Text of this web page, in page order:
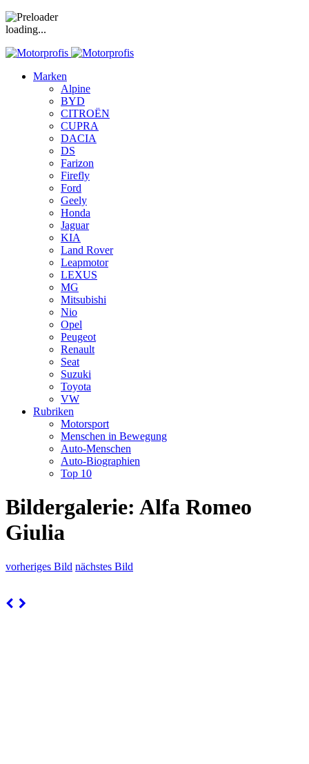
loading...
Marken
Alpine
BYD
CITROËN
CUPRA
DACIA
DS
Farizon
Firefly
Ford
Geely
Honda
Jaguar
KIA
Land Rover
Leapmotor
LEXUS
MG
Mitsubishi
Nio
Opel
Peugeot
Renault
Seat
Suzuki
Toyota
VW
Rubriken
Motorsport
Menschen in Bewegung
Auto-Menschen
Auto-Biographien
Top 10
Bildergalerie: Alfa Romeo
Giulia
vorheriges Bild nächstes Bild